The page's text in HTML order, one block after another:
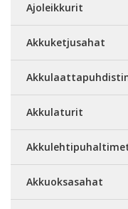
Ajoleikkurit
Akkuketjusahat
Akkulaturit
Akkuoksasahat